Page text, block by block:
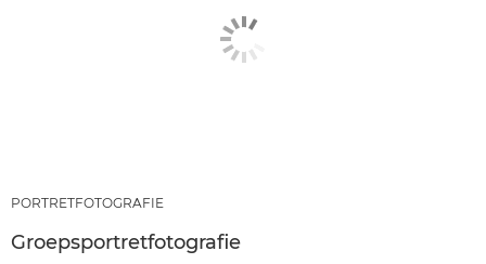
PORTRETFOTOGRAFIE
Groepsportretfotografie